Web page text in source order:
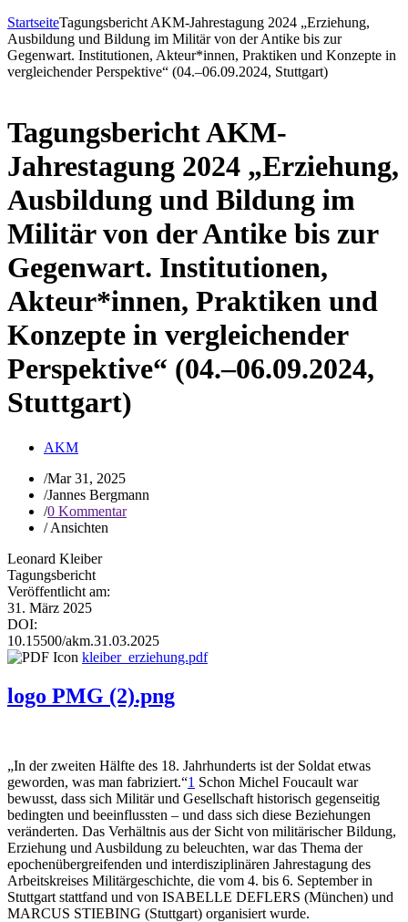
StartseiteTagungsbericht AKM-Jahrestagung 2024 „Erziehung,
Ausbildung und Bildung im Militär von der Antike bis zur
Gegenwart. Institutionen, Akteur*innen, Praktiken und Konzepte in
vergleichender Perspektive“ (04.–06.09.2024, Stuttgart)
Tagungsbericht AKM-
Jahrestagung 2024 „Erziehung,
Ausbildung und Bildung im
Militär von der Antike bis zur
Gegenwart. Institutionen,
Akteur*innen, Praktiken und
Konzepte in vergleichender
Perspektive“ (04.–06.09.2024,
Stuttgart)
AKM
/Mar 31, 2025
/Jannes Bergmann
/0 Kommentar
/Ansichten
Leonard Kleiber
Tagungsbericht
Veröffentlicht am:
31. März 2025
DOI:
10.15500/akm.31.03.2025
kleiber_erziehung.pdf
logo PMG (2).png
„In der zweiten Hälfte des 18. Jahrhunderts ist der Soldat etwas
geworden, was man fabriziert.“1 Schon Michel Foucault war
bewusst, dass sich Militär und Gesellschaft historisch gegenseitig
bedingten und beeinflussten – und dass sich diese Beziehungen
veränderten. Das Verhältnis aus der Sicht von militärischer Bildung,
Erziehung und Ausbildung zu beleuchten, war das Thema der
epochenübergreifenden und interdisziplinären Jahrestagung des
Arbeitskreises Militärgeschichte, die vom 4. bis 6. September in
Stuttgart stattfand und von ISABELLE DEFLERS (München) und
MARCUS STIEBING (Stuttgart) organisiert wurde.